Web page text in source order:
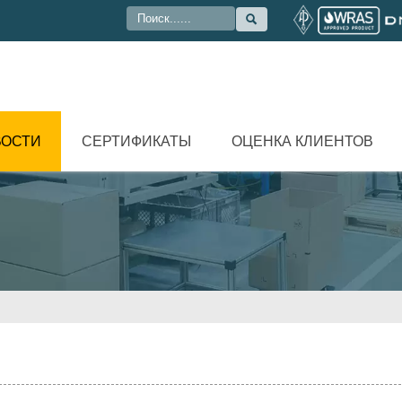

СЕРТИФИКАТЫ ОЦЕНКА КЛИЕНТОВ